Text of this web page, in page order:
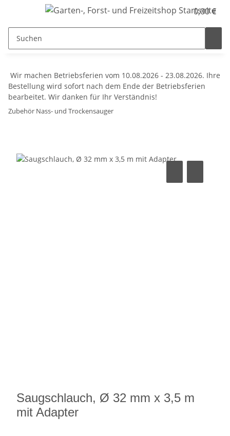
0,00 €
Wir machen Betriebsferien vom 10.08.2026 - 23.08.2026. Ihre
Bestellung wird sofort nach dem Ende der Betriebsferien
bearbeitet. Wir danken für Ihr Verständnis!
Zubehör Nass- und Trockensauger
Saugschlauch, Ø 32 mm x 3,5 m
mit Adapter